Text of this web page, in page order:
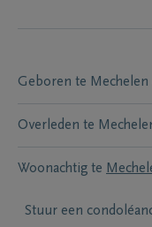
Geboren te Mechelen
Overleden te
Woonachtig te
Stuur een